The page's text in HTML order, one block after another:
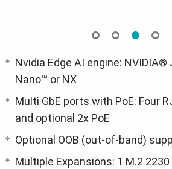
Nvidia Edge AI engine: NVIDIA®
Nano™ or NX
Multi GbE ports with PoE: Four
and optional 2x PoE
Optional OOB (out-of-band)
Multiple Expansions: 1 M.2 2230